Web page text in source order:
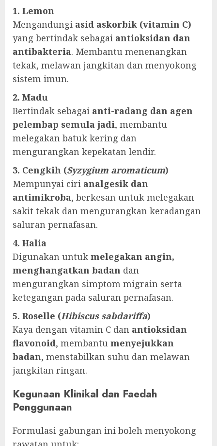
1. Lemon
Mengandungi asid askorbik (vitamin C)
yang bertindak sebagai antioksidan dan
antibakteria. Membantu menenangkan
tekak, melawan jangkitan dan menyokong
sistem imun.
2. Madu
Bertindak sebagai anti-radang dan agen
pelembap semula jadi, membantu
melegakan batuk kering dan
mengurangkan kepekatan lendir.
3. Cengkih (Syzygium aromaticum)
Mempunyai ciri analgesik dan
antimikroba, berkesan untuk melegakan
sakit tekak dan mengurangkan keradangan
saluran pernafasan.
4. Halia
Digunakan untuk melegakan angin,
menghangatkan badan dan
mengurangkan simptom migrain serta
ketegangan pada saluran pernafasan.
5. Roselle (Hibiscus sabdariffa)
Kaya dengan vitamin C dan antioksidan
flavonoid, membantu menyejukkan
badan, menstabilkan suhu dan melawan
jangkitan ringan.
Kegunaan Klinikal dan Faedah
Penggunaan
Formulasi gabungan ini boleh menyokong